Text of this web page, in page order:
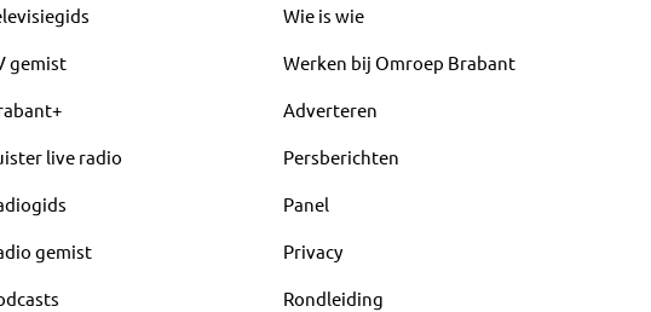
gemist
live radio
gemist
Wie is wie
Werken bij Omroep Brabant
Adverteren
Persberichten
Panel
Privacy
Rondleiding